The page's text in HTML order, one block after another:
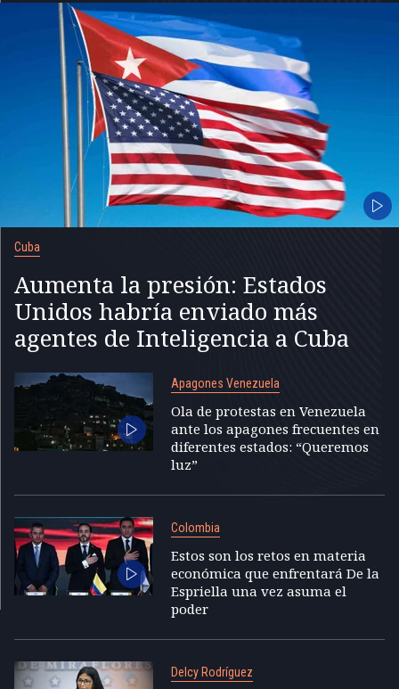
Cuba
Aumenta la presión: Estados
Unidos habría enviado más
agentes de Inteligencia a Cuba
Apagones Venezuela
Ola de protestas en Venezuela
ante los apagones frecuentes en
diferentes estados: “Queremos
luz”
Colombia
Estos son los retos en materia
económica que enfrentará De la
Espriella una vez asuma el
poder
Delcy Rodríguez